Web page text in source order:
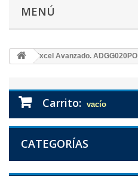
MENÚ
Excel Avanzado. ADGG020PO
Carrito: vacío
CATEGORÍAS